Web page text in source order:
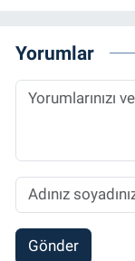
Yorumlar
Gönder